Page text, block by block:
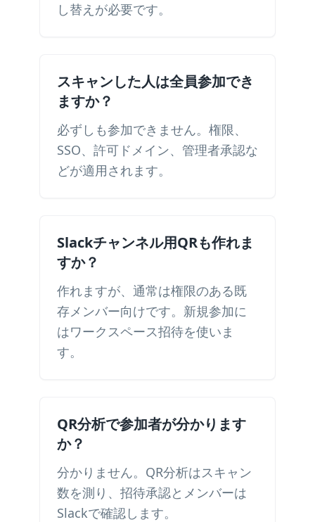
し替えが必要です。
スキャンした人は全員参加でき
ますか？
必ずしも参加できません。権限、
SSO、許可ドメイン、管理者承認な
どが適用されます。
Slackチャンネル用QRも作れま
すか？
作れますが、通常は権限のある既
存メンバー向けです。新規参加に
はワークスペース招待を使いま
す。
QR分析で参加者が分かります
か？
分かりません。QR分析はスキャン
数を測り、招待承認とメンバーは
Slackで確認します。